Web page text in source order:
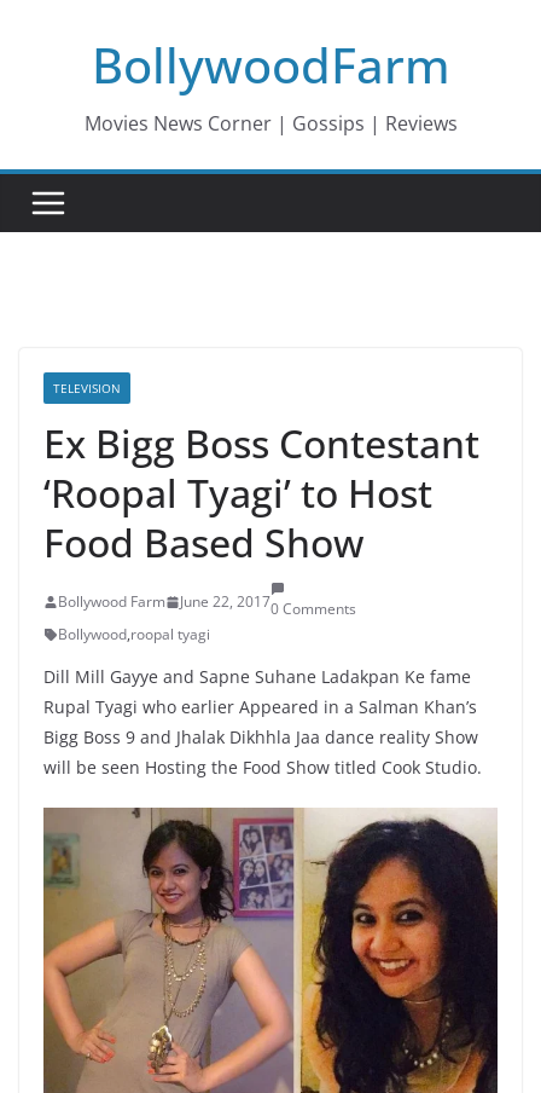
BollywoodFarm
Movies News Corner | Gossips | Reviews
TELEVISION
Ex Bigg Boss Contestant
‘Roopal Tyagi’ to Host
Food Based Show
Bollywood Farm June 22, 20170 Comments
Bollywood,roopal tyagi
Dill Mill Gayye and Sapne Suhane Ladakpan Ke fame
Rupal Tyagi who earlier Appeared in a Salman Khan’s
Bigg Boss 9 and Jhalak Dikhhla Jaa dance reality Show
will be seen Hosting the Food Show titled Cook Studio.